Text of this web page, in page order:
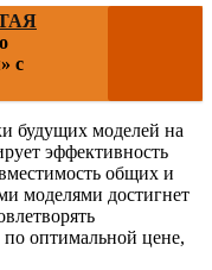
с
будущих моделей на
эффективность
общих и
моделями достигнет
по оптимальной цене,